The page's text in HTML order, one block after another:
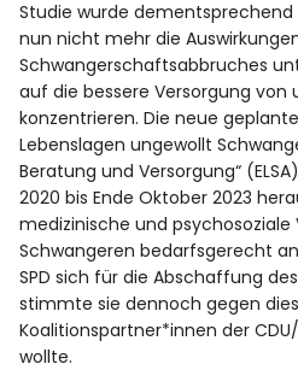
Studie wurde
nun nicht mehr die
Schwangerschaftsabbruches
auf die bessere Versorgung von
konzentrieren. Die neue
Lebenslagen ungewollt
Beratung und Versorgung“
2020 bis Ende Oktober 2023
medizinische und
Schwangeren bedarfsgerecht
SPD sich für die Abschaffung
stimmte sie dennoch gegen
Koalitionspartner*innen der
wollte.